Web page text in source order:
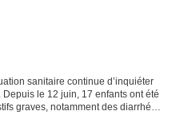
sanitaire continue d’inquiéter
le 12 juin, 17 enfants ont été
graves, notamment des diarrhées